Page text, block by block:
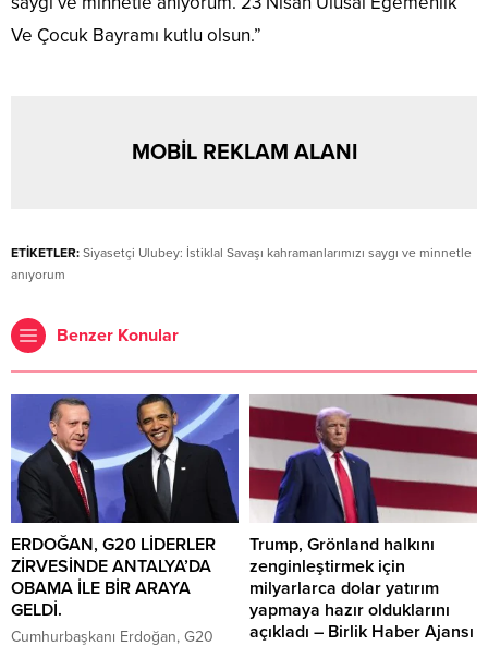
Ve Çocuk Bayramı kutlu olsun.”
MOBİL REKLAM ALANI
ETİKETLER: Siyasetçi Ulubey: İstiklal Savaşı kahramanlarımızı saygı ve minnetle
anıyorum
Benzer Konular
ERDOĞAN, G20 LİDERLER
ZİRVESİNDE ANTALYA’DA
OBAMA İLE BİR ARAYA
GELDİ.
Cumhurbaşkanı Erdoğan, G20
Trump, Grönland halkını
zenginleştirmek için
milyarlarca dolar yatırım
yapmaya hazır olduklarını
açıkladı – Birlik Haber Ajansı